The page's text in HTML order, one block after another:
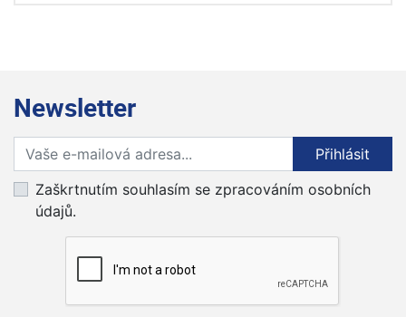
Newsletter
Přihlaste se k odběru novinek
Přihlásit
Zaškrtnutím souhlasím se zpracováním osobních
údajů.